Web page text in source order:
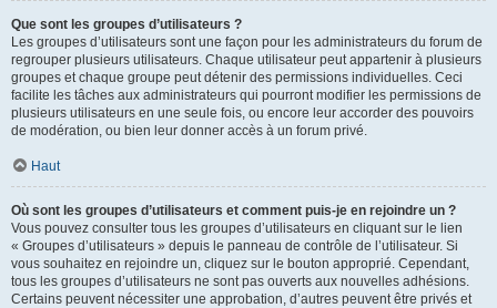
Que sont les groupes d’utilisateurs ?
Les groupes d’utilisateurs sont une façon pour les administrateurs du forum de
regrouper plusieurs utilisateurs. Chaque utilisateur peut appartenir à plusieurs
groupes et chaque groupe peut détenir des permissions individuelles. Ceci
facilite les tâches aux administrateurs qui pourront modifier les permissions de
plusieurs utilisateurs en une seule fois, ou encore leur accorder des pouvoirs
de modération, ou bien leur donner accès à un forum privé.
Haut
Où sont les groupes d’utilisateurs et comment puis-je en rejoindre un ?
Vous pouvez consulter tous les groupes d’utilisateurs en cliquant sur le lien
« Groupes d’utilisateurs » depuis le panneau de contrôle de l’utilisateur. Si
vous souhaitez en rejoindre un, cliquez sur le bouton approprié. Cependant,
tous les groupes d’utilisateurs ne sont pas ouverts aux nouvelles adhésions.
Certains peuvent nécessiter une approbation, d’autres peuvent être privés et